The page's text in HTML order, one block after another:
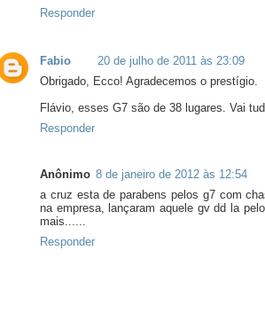
Responder
Fabio
20 de julho de 2011 às 23:09
Obrigado, Ecco! Agradecemos o prestígio.
Flávio, esses G7 são de 38 lugares. Vai
Responder
Anônimo 8 de janeiro de 2012 às 12:54
a cruz esta de parabens pelos g7 com
na empresa, lançaram aquele gv dd la
mais......
Responder